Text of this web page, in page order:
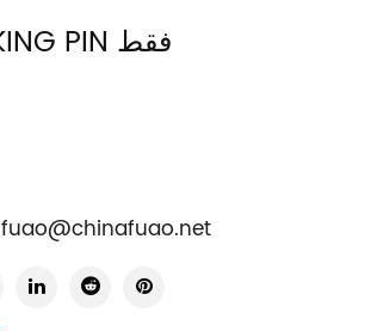
FA8066D KING PIN فقط
fuao@chinafuao.net